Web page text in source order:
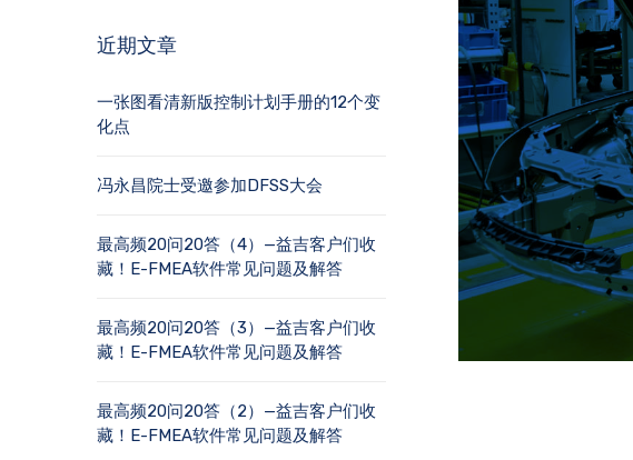
近期文章
一张图看清新版控制计划手册的12个变
化点
冯永昌院士受邀参加DFSS大会
最高频20问20答（4）—益吉客户们收
藏！E-FMEA软件常见问题及解答
最高频20问20答（3）—益吉客户们收
藏！E-FMEA软件常见问题及解答
最高频20问20答（2）—益吉客户们收
藏！E-FMEA软件常见问题及解答